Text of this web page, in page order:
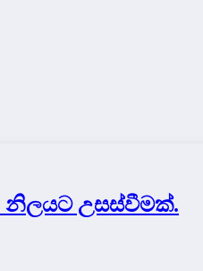
නිලයට උසස්වීමක්.